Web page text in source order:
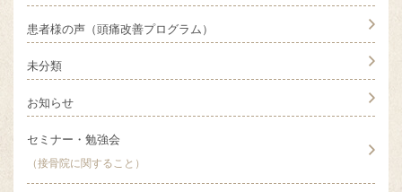
患者様の声（頭痛改善プログラム）
未分類
お知らせ
セミナー・勉強会
（接骨院に関すること）